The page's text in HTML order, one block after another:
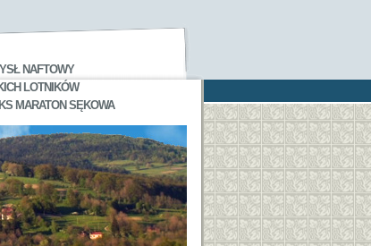
NAFTOWY
LOTNIKÓW
MARATON SĘKOWA